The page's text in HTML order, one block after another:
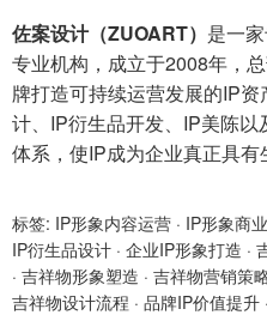
佐案设计（ZUOART） 是一
专业机构，成立于2008年，
牌打造可持续运营发展的IP
计、IP衍生品开发、IP美陈
体系，使IP成为企业真正具有
标签: IP形象内容运营 · IP形象商
IP衍生品设计 · 企业IP形象打造 ·
· 吉祥物形象塑造 · 吉祥物营销策
吉祥物设计流程 · 品牌IP价值提升 ·